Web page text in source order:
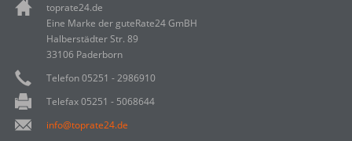
toprate24.de
Eine Marke der guteRate24 GmBH
Halberstädter Str. 89
33106 Paderborn
Telefon 05251 - 2986910
Telefax 05251 - 5068644
info@toprate24.de